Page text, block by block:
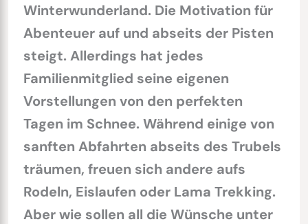
Winterwunderland. Die Motivation für
Abenteuer auf und abseits der Pisten
steigt. Allerdings hat jedes
Familienmitglied seine eigenen
Vorstellungen von den perfekten
Tagen im Schnee. Während einige von
sanften Abfahrten abseits des Trubels
träumen, freuen sich andere aufs
Rodeln, Eislaufen oder Lama Trekking.
Aber wie sollen all die Wünsche unter